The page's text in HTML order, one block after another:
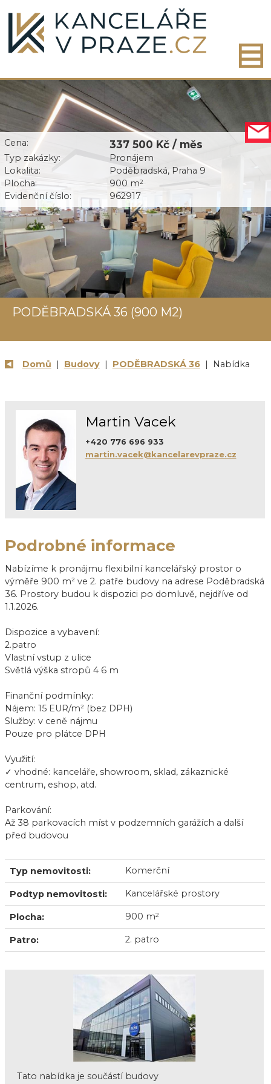
Cena: 337 500 Kč / měs
Typ zakázky:
Pronájem
Lokalita:
Poděbradská, Praha 9
Plocha:
900 m2
Evidenční číslo: 962917
PODĚBRADSKÁ 36 (900 M2)
Domů | Budovy| PODĚBRADSKÁ 36| Nabídka
Martin Vacek
+420 776 696 933
martin.vacek@kancelarevpraze.cz
Podrobné informace
Nabízíme k pronájmu flexibilní kancelářský prostor o
výměře 900 m² ve 2. patře budovy na adrese Poděbradská
36. Prostory budou k dispozici po domluvě, nejdříve od
1.1.2026.
Dispozice a vybavení:
2.patro
Vlastní vstup z ulice
Světlá výška stropů 4 6 m
Finanční podmínky:
Nájem: 15 EUR/m² (bez DPH)
Služby: v ceně nájmu
Pouze pro plátce DPH
Využití:
✓ vhodné: kanceláře, showroom, sklad, zákaznické
centrum, eshop, atd.
Parkování:
Až 38 parkovacích míst v podzemních garážích a další
před budovou
Typ nemovitosti: Komerční
Podtyp nemovitosti: Kancelářské prostory
Plocha: 900 m2
Patro: 2. patro
Tato nabídka je součástí budovy